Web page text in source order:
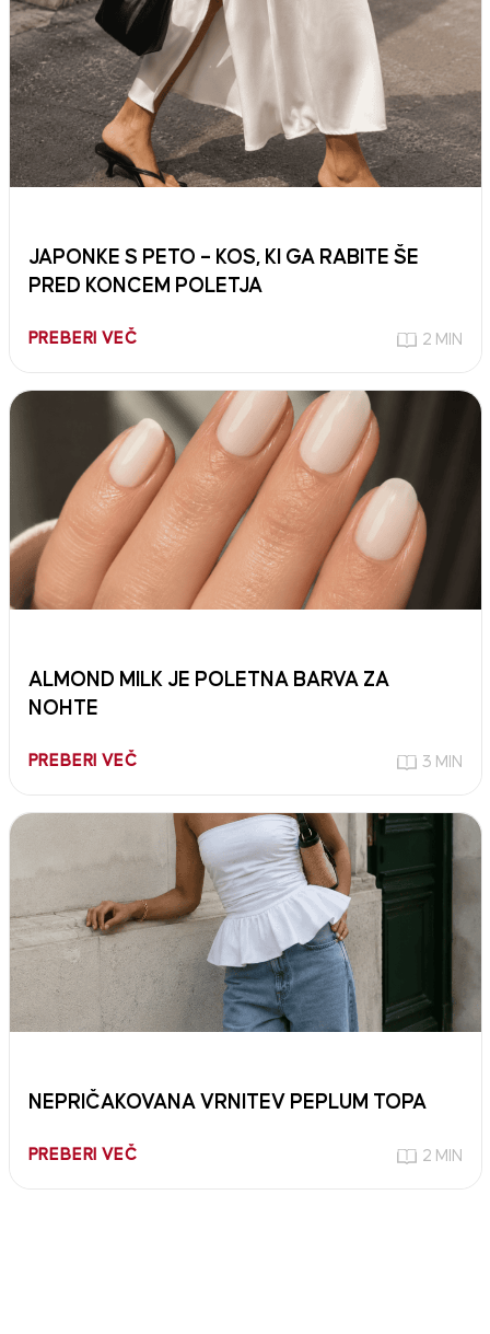
JAPONKE S PETO – KOS, KI GA RABITE ŠE
PRED KONCEM POLETJA
PREBERI VEČ 2 MIN
ALMOND MILK JE POLETNA BARVA ZA
NOHTE
PREBERI VEČ 3 MIN
NEPRIČAKOVANA VRNITEV PEPLUM TOPA
PREBERI VEČ 2 MIN